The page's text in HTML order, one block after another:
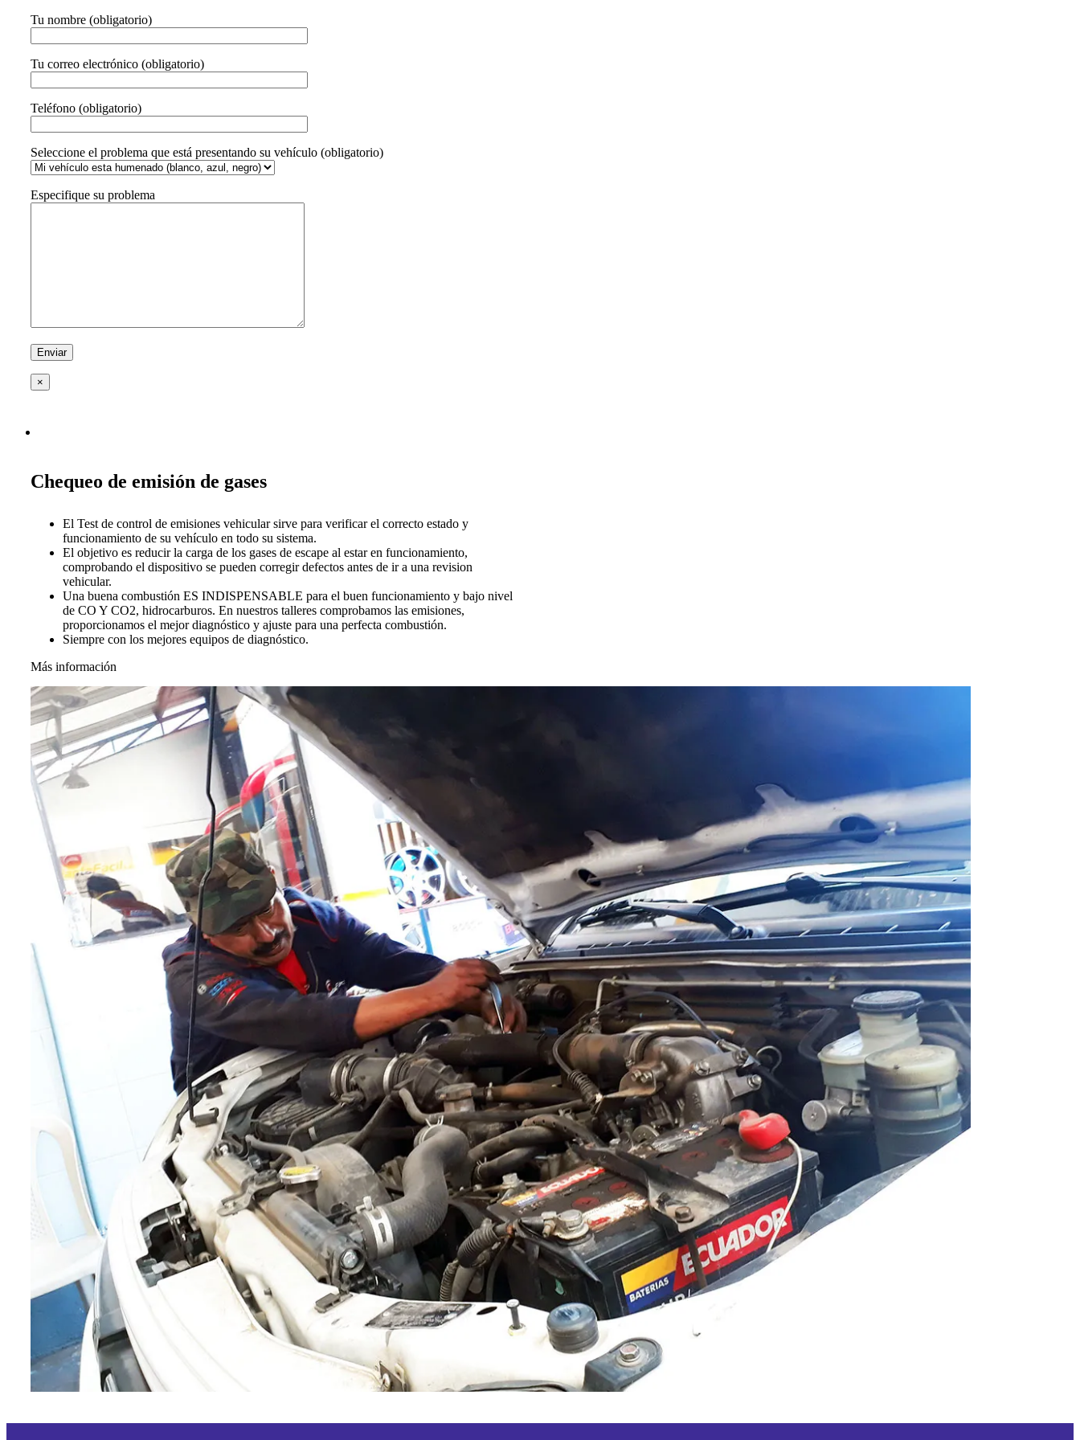
Tu nombre (obligatorio)
Tu correo electrónico (obligatorio)
Teléfono (obligatorio)
Seleccione el problema que está presentando su vehículo (obligatorio)
Especifique su problema
×
Chequeo de emisión de gases
El Test de control de emisiones vehicular sirve para verificar el correcto estado y
funcionamiento de su vehículo en todo su sistema.
El objetivo es reducir la carga de los gases de escape al estar en funcionamiento,
comprobando el dispositivo se pueden corregir defectos antes de ir a una revision
vehicular.
Una buena combustión ES INDISPENSABLE para el buen funcionamiento y bajo nivel
de CO Y CO2, hidrocarburos. En nuestros talleres comprobamos las emisiones,
proporcionamos el mejor diagnóstico y ajuste para una perfecta combustión.
Siempre con los mejores equipos de diagnóstico.
Más información